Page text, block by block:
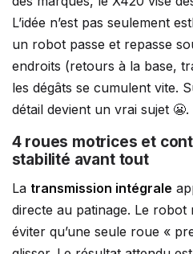
L’idée n’est pas seulement
un robot passe et repasse
endroits (retours à la base,
les dégâts se cumulent vite.
détail devient un vrai sujet 😬.
4 roues motrices et
stabilité avant tout
La transmission intégrale
directe au patinage. Le
éviter qu’une seule roue «